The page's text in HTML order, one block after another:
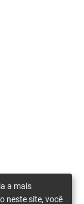
a mais
neste site, você